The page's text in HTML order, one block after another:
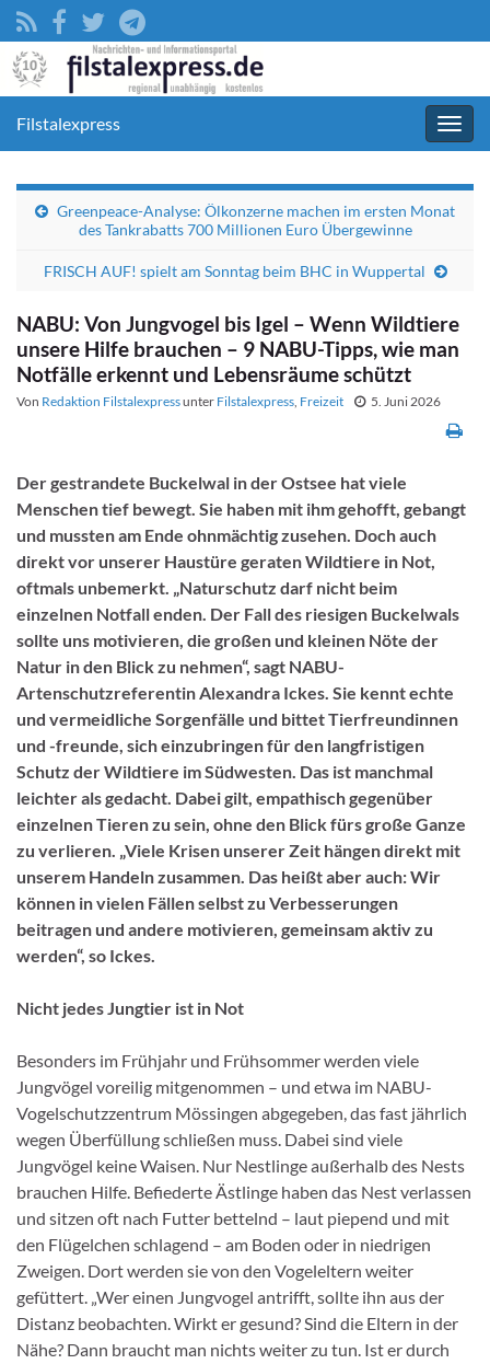
Filstalexpress
Greenpeace-Analyse: Ölkonzerne machen im ersten Monat
des Tankrabatts 700 Millionen Euro Übergewinne
FRISCH AUF! spielt am Sonntag beim BHC in Wuppertal
NABU: Von Jungvogel bis Igel – Wenn Wildtiere
unsere Hilfe brauchen – 9 NABU-Tipps, wie man
Notfälle erkennt und Lebensräume schützt
Von Redaktion Filstalexpressunter Filstalexpress, Freizeit 5. Juni 2026
Der gestrandete Buckelwal in der Ostsee hat viele
Menschen tief bewegt. Sie haben mit ihm gehofft, gebangt
und mussten am Ende ohnmächtig zusehen. Doch auch
direkt vor unserer Haustüre geraten Wildtiere in Not,
oftmals unbemerkt. „Naturschutz darf nicht beim
einzelnen Notfall enden. Der Fall des riesigen Buckelwals
sollte uns motivieren, die großen und kleinen Nöte der
Natur in den Blick zu nehmen“, sagt NABU-
Artenschutzreferentin Alexandra Ickes. Sie kennt echte
und vermeidliche Sorgenfälle und bittet Tierfreundinnen
und -freunde, sich einzubringen für den langfristigen
Schutz der Wildtiere im Südwesten. Das ist manchmal
leichter als gedacht. Dabei gilt, empathisch gegenüber
einzelnen Tieren zu sein, ohne den Blick fürs große Ganze
zu verlieren. „Viele Krisen unserer Zeit hängen direkt mit
unserem Handeln zusammen. Das heißt aber auch: Wir
können in vielen Fällen selbst zu Verbesserungen
beitragen und andere motivieren, gemeinsam aktiv zu
werden“, so Ickes.
Nicht jedes Jungtier ist in Not
Besonders im Frühjahr und Frühsommer werden viele
Jungvögel voreilig mitgenommen – und etwa im NABU-
Vogelschutzzentrum Mössingen abgegeben, das fast jährlich
wegen Überfüllung schließen muss. Dabei sind viele
Jungvögel keine Waisen. Nur Nestlinge außerhalb des Nests
brauchen Hilfe. Befiederte Ästlinge haben das Nest verlassen
und sitzen oft nach Futter bettelnd – laut piepend und mit
den Flügelchen schlagend – am Boden oder in niedrigen
Zweigen. Dort werden sie von den Vogeleltern weiter
gefüttert. „Wer einen Jungvogel antrifft, sollte ihn aus der
Distanz beobachten. Wirkt er gesund? Sind die Eltern in der
Nähe? Dann braucht man nichts weiter zu tun. Ist er durch